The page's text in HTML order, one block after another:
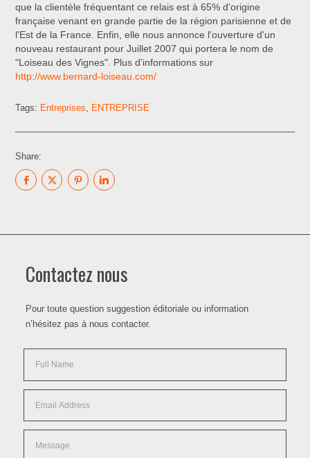
que la clientèle fréquentant ce relais est à 65% d'origine
française venant en grande partie de la région parisienne et de
l'Est de la France. Enfin, elle nous annonce l'ouverture d'un
nouveau restaurant pour Juillet 2007 qui portera le nom de
"Loiseau des Vignes". Plus d'informations sur
http://www.bernard-loiseau.com/
Tags: Entreprises, ENTREPRISE
Share:
Contactez nous
Pour toute question suggestion éditoriale ou information
n’hésitez pas à nous contacter.